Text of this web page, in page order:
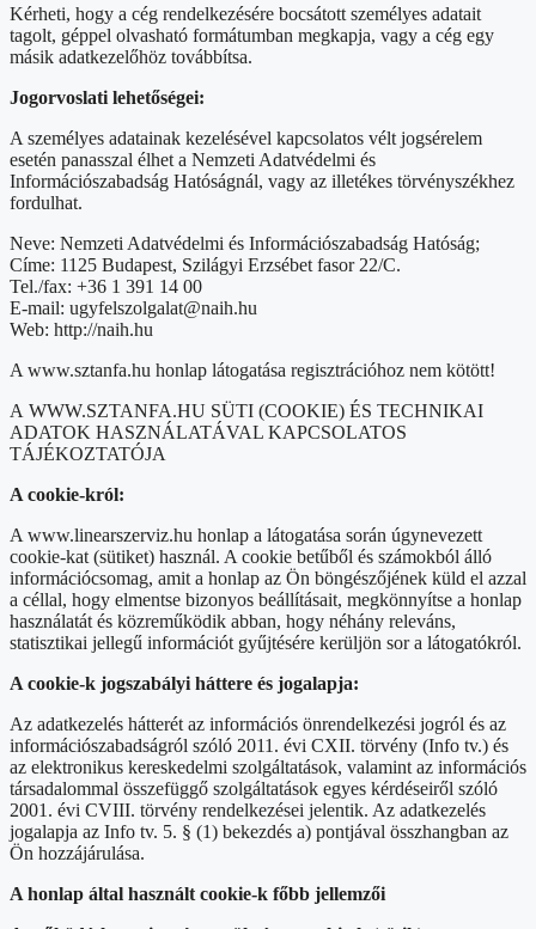
Kérheti, hogy a cég rendelkezésére bocsátott személyes adatait
tagolt, géppel olvasható formátumban megkapja, vagy a cég egy
másik adatkezelőhöz továbbítsa.
Jogorvoslati lehetőségei:
A személyes adatainak kezelésével kapcsolatos vélt jogsérelem
esetén panasszal élhet a Nemzeti Adatvédelmi és
Információszabadság Hatóságnál, vagy az illetékes törvényszékhez
fordulhat.
Neve: Nemzeti Adatvédelmi és Információszabadság Hatóság;
Címe: 1125 Budapest, Szilágyi Erzsébet fasor 22/C.
Tel./fax: +36 1 391 14 00
E-mail: ugyfelszolgalat@naih.hu
Web: http://naih.hu
A www.sztanfa.hu honlap látogatása regisztrációhoz nem kötött!
A WWW.SZTANFA.HU SÜTI (COOKIE) ÉS TECHNIKAI
ADATOK HASZNÁLATÁVAL KAPCSOLATOS
TÁJÉKOZTATÓJA
A cookie-król:
A www.linearszerviz.hu honlap a látogatása során úgynevezett
cookie-kat (sütiket) használ. A cookie betűből és számokból álló
információcsomag, amit a honlap az Ön böngészőjének küld el azzal
a céllal, hogy elmentse bizonyos beállításait, megkönnyítse a honlap
használatát és közreműködik abban, hogy néhány releváns,
statisztikai jellegű információt gyűjtésére kerüljön sor a látogatókról.
A cookie-k jogszabályi háttere és jogalapja:
Az adatkezelés hátterét az információs önrendelkezési jogról és az
információszabadságról szóló 2011. évi CXII. törvény (Info tv.) és
az elektronikus kereskedelmi szolgáltatások, valamint az információs
társadalommal összefüggő szolgáltatások egyes kérdéseiről szóló
2001. évi CVIII. törvény rendelkezései jelentik. Az adatkezelés
jogalapja az Info tv. 5. § (1) bekezdés a) pontjával összhangban az
Ön hozzájárulása.
A honlap által használt cookie-k főbb jellemzői